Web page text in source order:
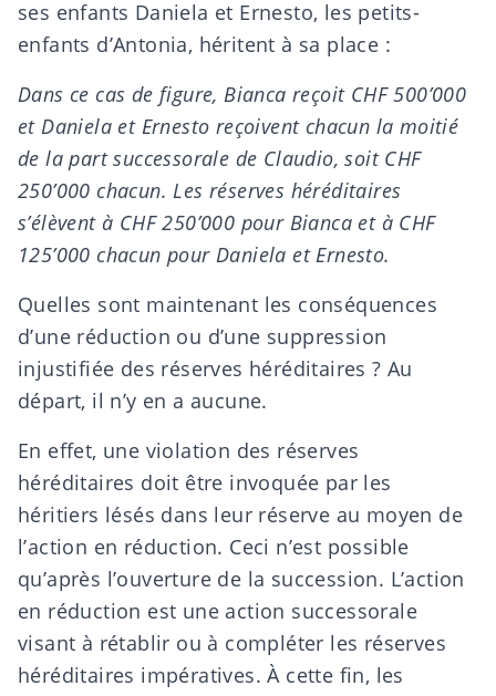
ses enfants Daniela et Ernesto, les petits-
enfants d’Antonia, héritent à sa place :
Dans ce cas de figure, Bianca reçoit CHF 500’000
et Daniela et Ernesto reçoivent chacun la moitié
de la part successorale de Claudio, soit CHF
250’000 chacun. Les réserves héréditaires
s’élèvent à CHF 250’000 pour Bianca et à CHF
125’000 chacun pour Daniela et Ernesto.
Quelles sont maintenant les conséquences
d’une réduction ou d’une suppression
injustifiée des réserves héréditaires ? Au
départ, il n’y en a aucune.
En effet, une violation des réserves
héréditaires doit être invoquée par les
héritiers lésés dans leur réserve au moyen de
l’action en réduction. Ceci n’est possible
qu’après l’ouverture de la succession. L’action
en réduction est une action successorale
visant à rétablir ou à compléter les réserves
héréditaires impératives. À cette fin, les